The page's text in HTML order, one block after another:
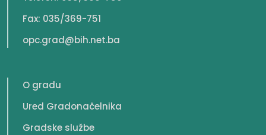
Fax: 035/369-751
opc.grad@bih.net.ba
O gradu
Ured Gradonačelnika
Gradske službe